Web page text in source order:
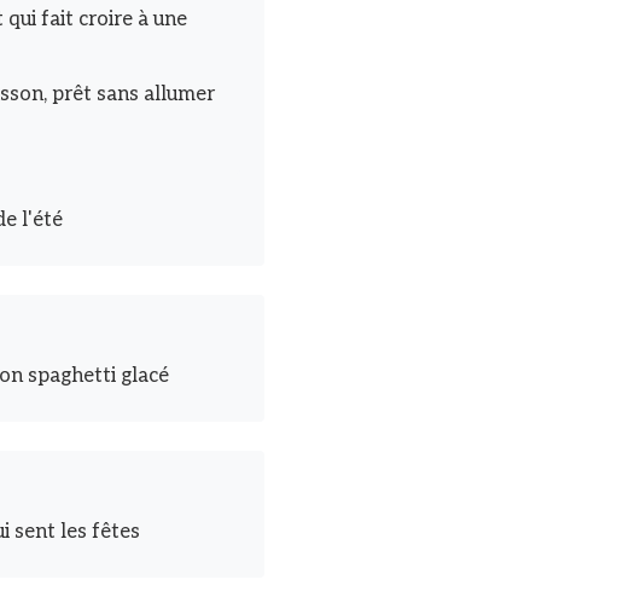
qui fait croire à une
prêt sans allumer
l'été
spaghetti glacé
sent les fêtes